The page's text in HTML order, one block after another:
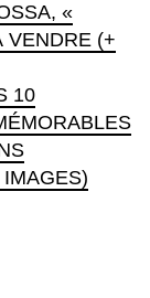
«
VENDRE (+
10